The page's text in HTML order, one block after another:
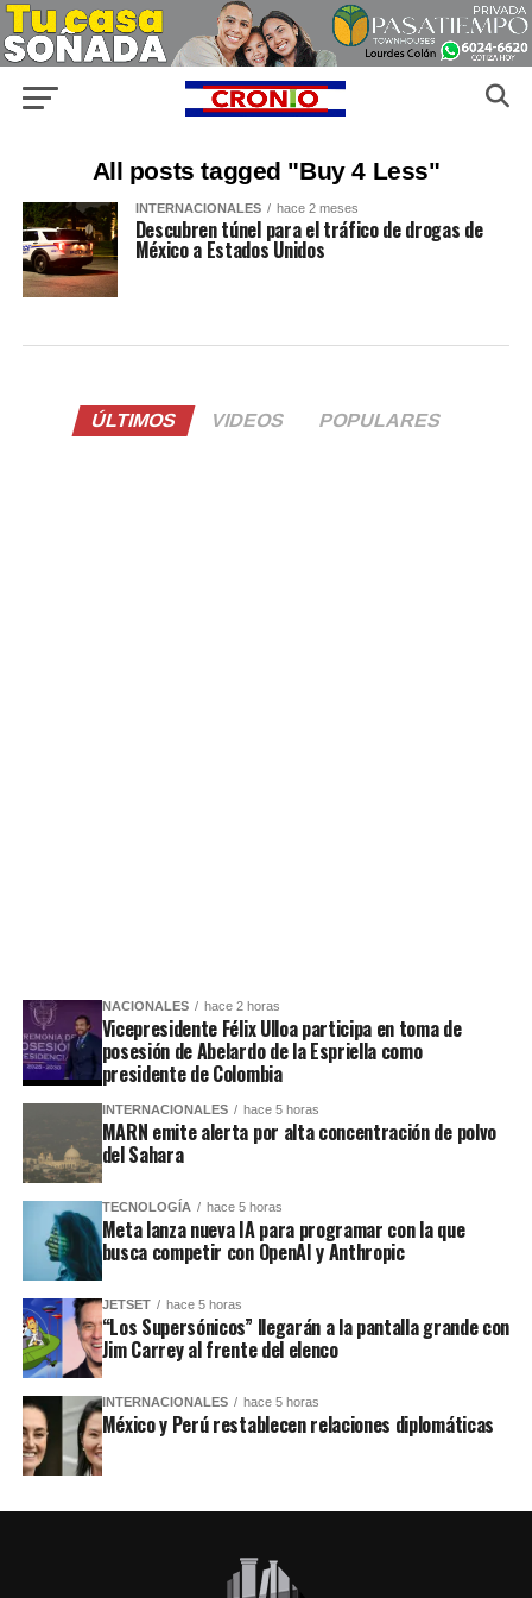
All posts tagged "Buy 4 Less"
INTERNACIONALES hace 2 meses
Descubren túnel para el tráfico de drogas de
México a Estados Unidos
ÚLTIMOS VIDEOS POPULARES
NACIONALES hace 2 horas
Vicepresidente Félix Ulloa participa en toma de
posesión de Abelardo de la Espriella como
presidente de Colombia
INTERNACIONALES hace 5 horas
MARN emite alerta por alta concentración de polvo
del Sahara
TECNOLOGÍA hace 5 horas
Meta lanza nueva IA para programar con la que
busca competir con OpenAI y Anthropic
JETSET hace 5 horas
“Los Supersónicos” llegarán a la pantalla grande con
Jim Carrey al frente del elenco
INTERNACIONALES hace 5 horas
México y Perú restablecen relaciones diplomáticas